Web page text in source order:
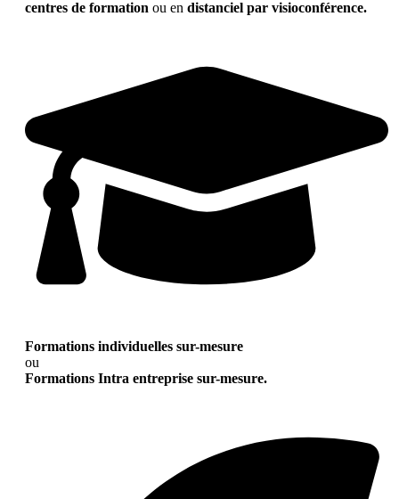
centres de formation ou en distanciel par visioconférence.
Formations individuelles sur-mesure
ou
Formations Intra entreprise sur-mesure.